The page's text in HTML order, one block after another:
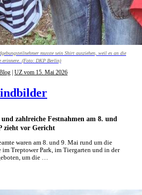
musste sein Shirt ausziehen, weil es an die
erinnere. (Foto: DKP Berlin)
zahlreiche Festnahmen am 8. und
zieht vor Gericht
UZ vom 15. Mai 2026
waren am 8. und 9. Mai rund um die
im Treptower Park, im Tiergarten und in der
um die …